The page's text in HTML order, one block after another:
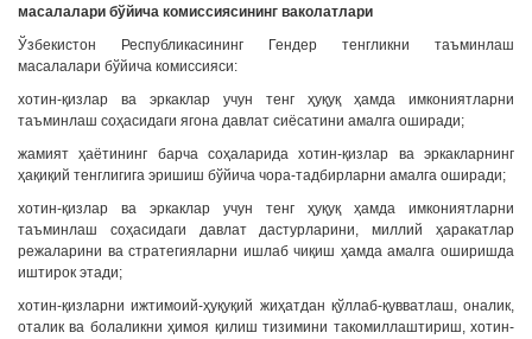
масалалари бўйича комиссиясининг ваколатлари
Ўзбекистон Республикасининг Гендер тенгликни таъминлаш
масалалари бўйича комиссияси:
хотин-қизлар ва эркаклар учун тенг ҳуқуқ ҳамда имкониятларни
таъминлаш соҳасидаги ягона давлат сиёсатини амалга оширади;
жамият ҳаётининг барча соҳаларида хотин-қизлар ва эркакларнинг
ҳақиқий тенглигига эришиш бўйича чора-тадбирларни амалга оширади;
хотин-қизлар ва эркаклар учун тенг ҳуқуқ ҳамда имкониятларни
таъминлаш соҳасидаги давлат дастурларини, миллий ҳаракатлар
режаларини ва стратегияларни ишлаб чиқиш ҳамда амалга оширишда
иштирок этади;
хотин-қизларни ижтимоий-ҳуқуқий жиҳатдан қўллаб-қувватлаш, оналик,
оталик ва болаликни ҳимоя қилиш тизимини такомиллаштириш, хотин-